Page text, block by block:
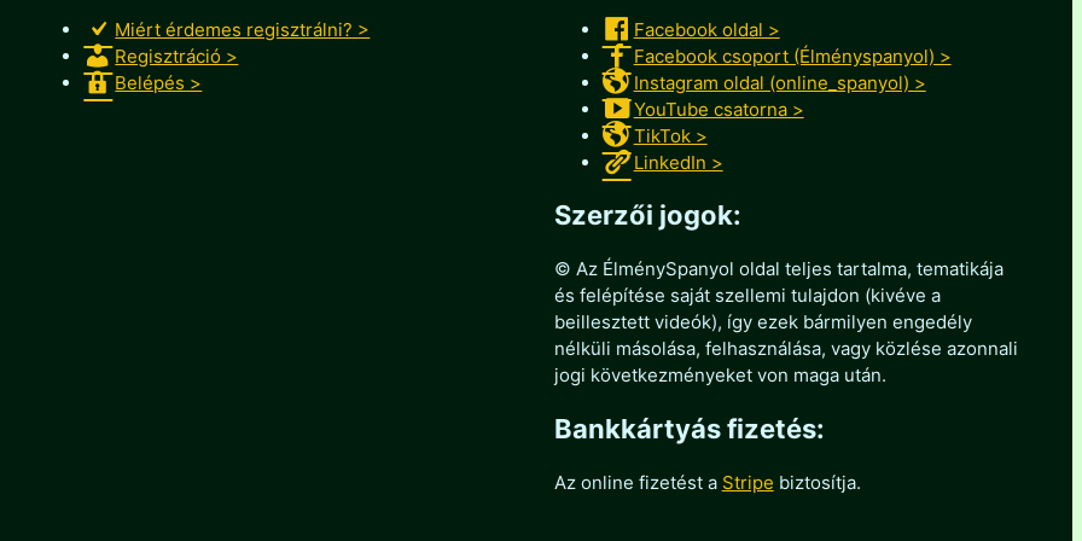
Miért érdemes regisztrálni? >
Regisztráció >
Belépés >
Facebook oldal >
Facebook csoport (Élményspanyol) >
Instagram oldal (online_spanyol) >
YouTube csatorna >
TikTok >
LinkedIn >
Szerzői jogok:
© Az ÉlménySpanyol oldal teljes tartalma, tematikája
és felépítése saját szellemi tulajdon (kivéve a
beillesztett videók), így ezek bármilyen engedély
nélküli másolása, felhasználása, vagy közlése azonnali
jogi következményeket von maga után.
Bankkártyás fizetés:
Az online fizetést a Stripe biztosítja.